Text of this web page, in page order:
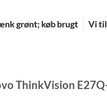
grønt; køb brugt Vi
ThinkVision